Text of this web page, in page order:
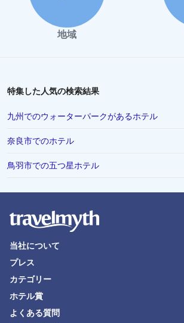
地域
特集した人気の検索結果
九州でのウォーターパークがあるホテル
奈良市でのホテル
鳥羽市での五つ星ホテル
当社について
プレス
カテゴリー
ホテル賞
よくある質問